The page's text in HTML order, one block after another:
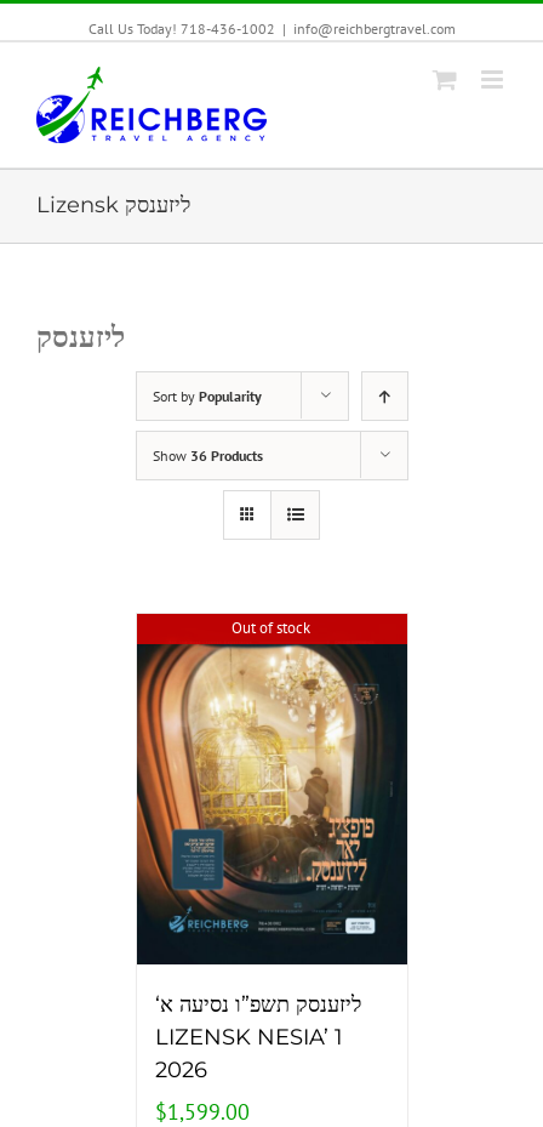
Call Us Today! 718-436-1002 | info@reichbergtravel.com
Lizensk ליזענסק
ליזענסק
Sort by Popularity
Show 36 Products
Out of stock
‘ליזענסק תשפ”ו נסיעה א
LIZENSK NESIA’ 1
2026
$1,599.00